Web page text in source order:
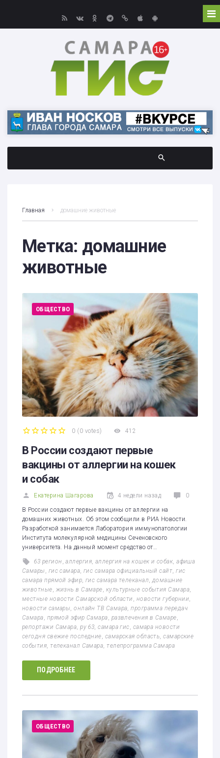
Главная домашние животные
Метка: домашние
животные
ОБЩЕСТВО
0 (0 votes) 412
В России создают первые
вакцины от аллергии на кошек
и собак
Екатерина Шагарова 4 недели назад 0
В России создают первые вакцины от аллергии на
домашних животных. Об этом сообщили в РИА Новости.
Разработкой занимается Лаборатория иммунопатологии
Института молекулярной медицины Сеченовского
университета. На данный момент средство от…
63 регион ,аллергия аллергия на кошек и собак ,афиша
Самары
гис самара ,гис самара официальный сайт ,гис
самара прямой эфир ,гис самара телеканал домашние
животные
жизнь в Самаре культурные события Самара,
местные новости Самарской области
новости губернии
новости самары ,онлайн ТВ Самара ,программа передач
Самара прямой эфир Самара развлечения в Самаре
репортажи Самара ,ру 63 ,самара гис самара новости
сегодня свежие последние самарская область ,самарские
события ,телеканал Самара ,телепрограмма Самара
ПОДРОБНЕЕ
ОБЩЕСТВО